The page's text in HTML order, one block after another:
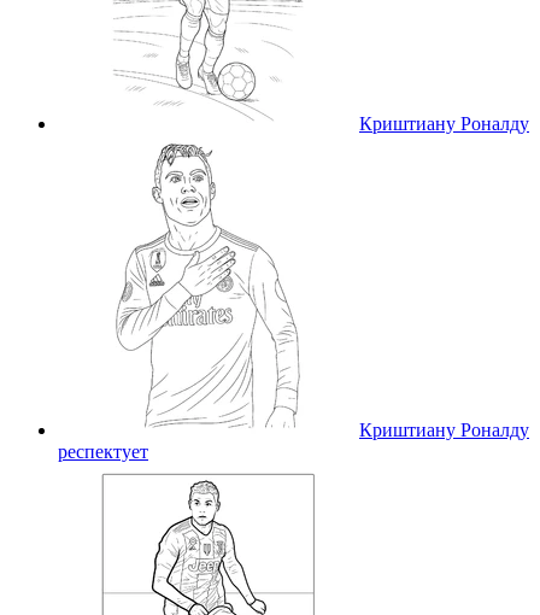
Криштиану Роналду
Криштиану Роналду
респектует